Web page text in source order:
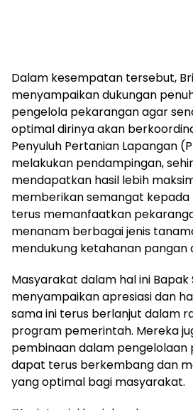
Dalam kesempatan tersebut,
menyampaikan dukungan
pengelola pekarangan agar
optimal dirinya akan
Penyuluh Pertanian Lapangan
melakukan pendampingan,
mendapatkan hasil lebih
memberikan semangat
terus memanfaatkan
menanam berbagai jenis
mendukung ketahanan pangan
Masyarakat dalam hal ini Bapak
menyampaikan apresiasi dan
sama ini terus berlanjut dalam
program pemerintah. Mereka
pembinaan dalam pengelolaan
dapat terus berkembang dan
yang optimal bagi masyarakat.